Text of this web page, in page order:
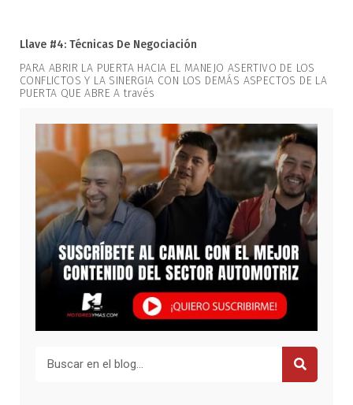
Llave #4: Técnicas De Negociación
PARA ABRIR LA PUERTA HACIA EL MANEJO ASERTIVO DE LOS
CONFLICTOS Y LA SINERGIA CON LOS DEMÁS ASPECTOS DE LA
PUERTA QUE ABRE A través